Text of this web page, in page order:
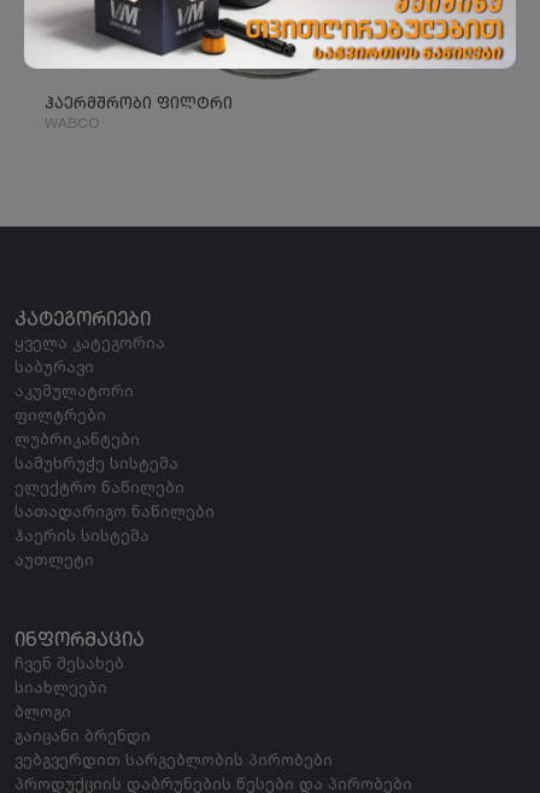
ჰაერმშრობი ფილტრი
WABCO
ᲙᲐᲢᲔᲒᲝᲠᲘᲔᲑᲘ
ყველა კატეგორია
საბურავი
აკუმულატორი
ფილტრები
ლუბრიკანტები
სამუხრუჭე სისტემა
ელექტრო ნაწილები
სათადარიგო ნაწილები
ჰაერის სისტემა
აუთლეტი
ᲘᲜᲤᲝᲠᲛᲐᲪᲘᲐ
ჩვენ შესახებ
სიახლეები
ბლოგი
გაიცანი ბრენდი
ვებგვერდით სარგებლობის პირობები
პროდუქციის დაბრუნების წესები და პირობები